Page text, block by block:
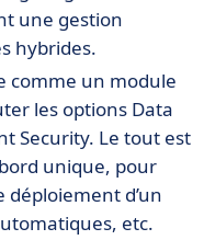
une gestion
hybrides.
comme un module
les options Data
Security. Le tout est
unique, pour
d’un
etc.